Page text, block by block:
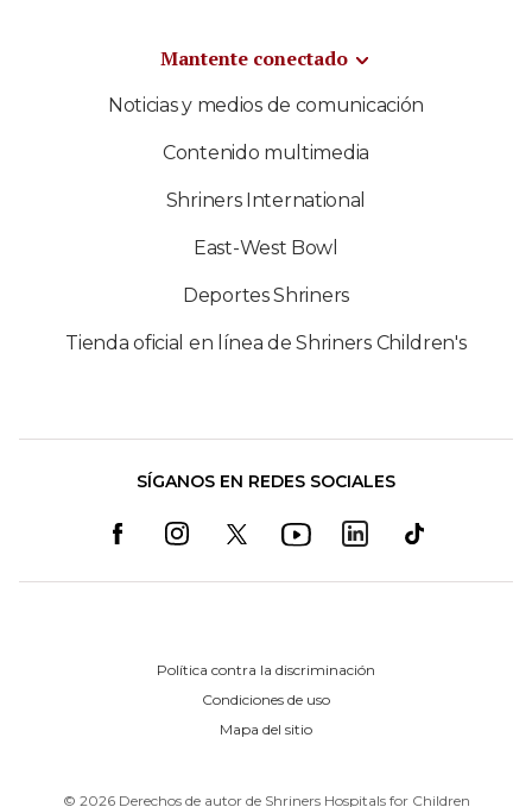
Mantente conectado
Noticias y medios de comunicación
Contenido multimedia
Shriners International
East-West Bowl
Deportes Shriners
Tienda oficial en línea de Shriners Children's
SÍGANOS EN REDES SOCIALES
Política contra la discriminación
Condiciones de uso
Mapa del sitio
© 2026 Derechos de autor de Shriners Hospitals for Children